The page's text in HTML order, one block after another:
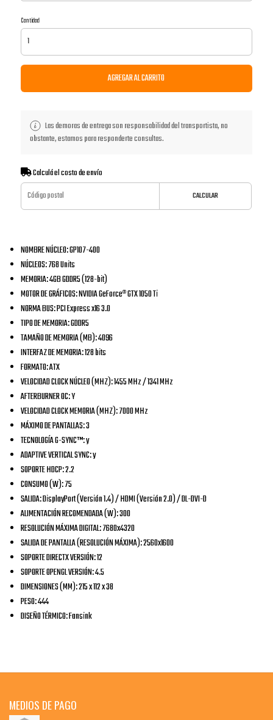
Cantidad
AGREGAR AL CARRITO
Las demoras de entrega son responsabilidad del transportista, no
obstante, estamos para responderte consultas.
Calculá el costo de envío
CALCULAR
NOMBRE NÚCLEO: GP107-400
NÚCLEOS: 768 Units
MEMORIA: 4GB GDDR5 (128-bit)
MOTOR DE GRÁFICOS: NVIDIA GeForce® GTX 1050 Ti
NORMA BUS: PCI Express x16 3.0
TIPO DE MEMORIA: GDDR5
TAMAÑO DE MEMORIA (MB): 4096
INTERFAZ DE MEMORIA: 128 bits
FORMATO: ATX
VELOCIDAD CLOCK NÚCLEO (MHZ): 1455 MHz / 1341 MHz
AFTERBURNER OC: Y
VELOCIDAD CLOCK MEMORIA (MHZ): 7000 MHz
MÁXIMO DE PANTALLAS: 3
TECNOLOGÍA G-SYNC™: y
ADAPTIVE VERTICAL SYNC: y
SOPORTE HDCP: 2.2
CONSUMO (W): 75
SALIDA: DisplayPort (Versión 1.4) / HDMI (Versión 2.0) / DL-DVI-D
ALIMENTACIÓN RECOMENDADA (W): 300
RESOLUCIÓN MÁXIMA DIGITAL: 7680x4320
SALIDA DE PANTALLA (RESOLUCIÓN MÁXIMA): 2560x1600
SOPORTE DIRECTX VERSIÓN: 12
SOPORTE OPENGL VERSIÓN: 4.5
DIMENSIONES (MM): 215 x 112 x 38
PESO: 444
DISEÑO TÉRMICO: Fansink
MEDIOS DE PAGO